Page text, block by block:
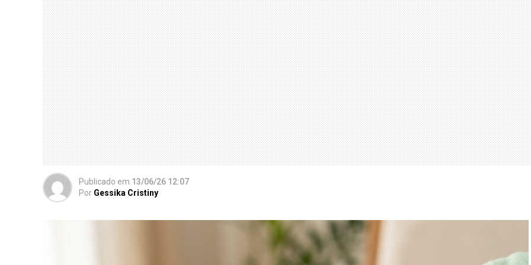
Publicado em 13/06/26 12:07
Por Gessika Cristiny